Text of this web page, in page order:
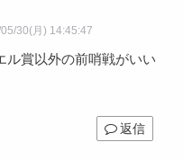
30(月) 14:45:47
ル賞以外の前哨戦がいい
返信